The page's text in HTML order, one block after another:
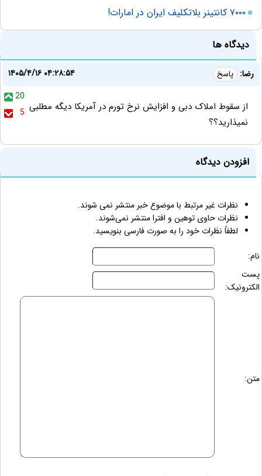
۷۰۰۰ کانتینر بلاتکلیف ایران در امارات!
دیدگاه ها
رضا: پاسخ
۱۴۰۵/۴/۱۶ ۰۴:۲۸:۵۴
20
5 از سقوط املاک دبی و افزایش نرخ تورم در آمریکا دیگه مطلبی
نمیذارید؟؟
افزودن دیدگاه
نظرات غیر مرتبط با موضوع خبر منتشر نمی شوند.
نظرات حاوی توهین و افترا منتشر نمی‌شوند.
لطفاً نظرات خود را به صورت فارسی بنویسید.
نام:
پست
الکترونیک:
متن: